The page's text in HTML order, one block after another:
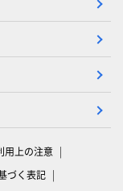
用上の注意
づく表記